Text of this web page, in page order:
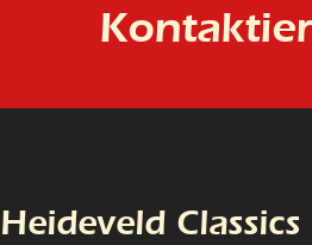
Heideveld Classics